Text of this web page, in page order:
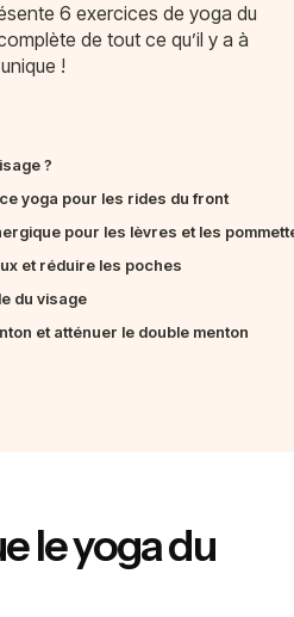
6 exercices de yoga du
de tout ce qu’il y a à
!
?
yoga pour les rides du front
pour les lèvres et les
et réduire les poches
du visage
et atténuer le double menton
le yoga du